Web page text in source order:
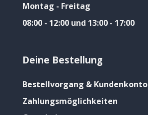
Montag - Freitag
08:00 - 12:00 und 13:00 - 17:00
Deine Bestellung
Bestellvorgang & Kundenkonto
Zahlungsmöglichkeiten